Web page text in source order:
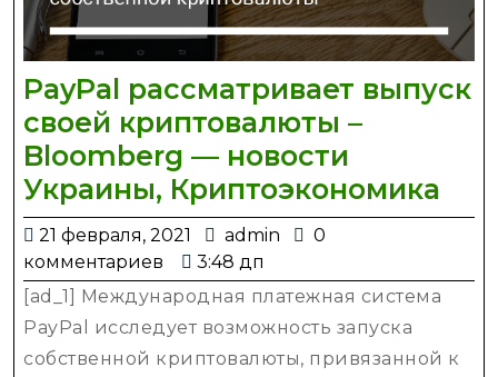
PayPal рассматривает выпуск
своей криптовалюты –
Bloomberg — новости
Украины, Криптоэкономика
–
21 февраля, 2021
21
февраля,
2021
admin admin
0
комментариев
3:48 дп
[ad_1] Международная платежная система
PayPal исследует возможность запуска
собственной криптовалюты, привязанной к